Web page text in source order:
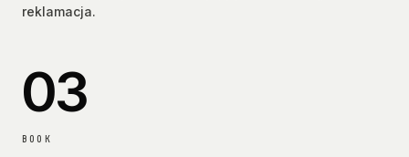
reklamacja.
03
BOOK